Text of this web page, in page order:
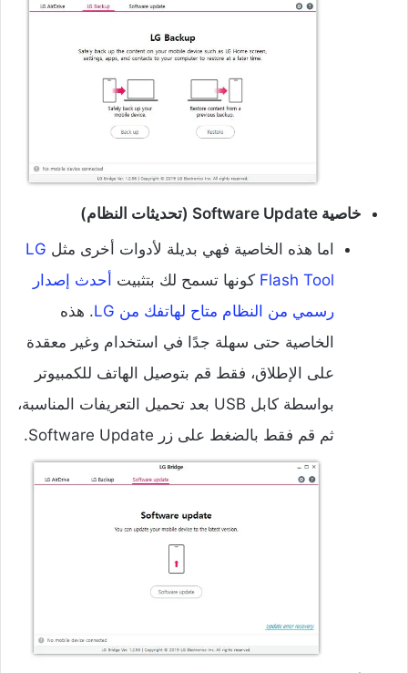
خاصية Software Update (تحديثات النظام)
اما هذه الخاصية فهي بديلة لأدوات أخرى مثل LG
Flash Tool كونها تسمح لك بتثبيت أحدث إصدار
رسمي من النظام متاح لهاتفك من LG
. هذه
الخاصية حتى سهلة جدًا في استخدام وغير معقدة
على الإطلاق، فقط قم بتوصيل الهاتف للكمبيوتر
بواسطة كابل USB بعد تحميل التعريفات المناسبة،
ثم قم فقط بالضغط على زر Software Update.